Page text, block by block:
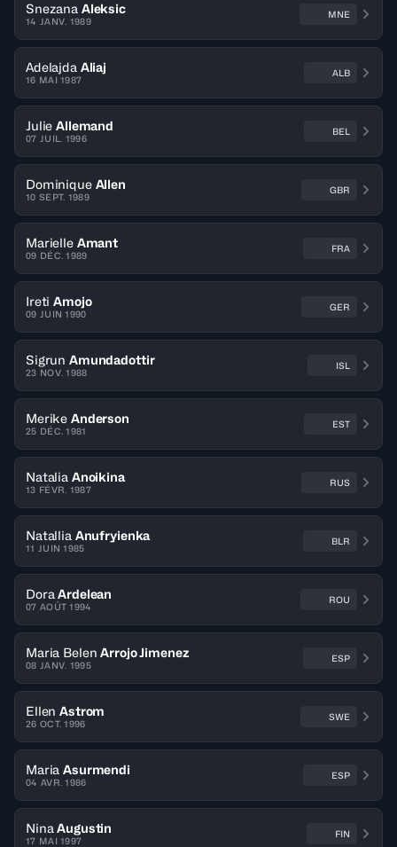
Snezana Aleksic
14 JANV. 1989
MNE
Adelajda Aliaj
16 MAI 1987
ALB
Julie Allemand
07 JUIL. 1996
BEL
Dominique Allen
10 SEPT. 1989
GBR
Marielle Amant
09 DÉC. 1989
FRA
Ireti Amojo
09 JUIN 1990
GER
Sigrun Amundadottir
23 NOV. 1988
ISL
Merike Anderson
25 DÉC. 1981
EST
Natalia Anoikina
13 FÉVR. 1987
RUS
Natallia Anufryienka
11 JUIN 1985
BLR
Dora Ardelean
07 AOÛT 1994
ROU
Maria Belen Arrojo Jimenez
08 JANV. 1995
ESP
Ellen Astrom
26 OCT. 1996
SWE
Maria Asurmendi
04 AVR. 1986
ESP
Nina Augustin
17 MAI 1997
FIN